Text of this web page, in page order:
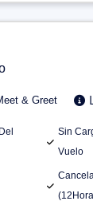
& Greet
Sin
Vuelo